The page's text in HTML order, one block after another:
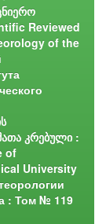
Reviewed
of the
კრებული :
of
University
: Том № 119